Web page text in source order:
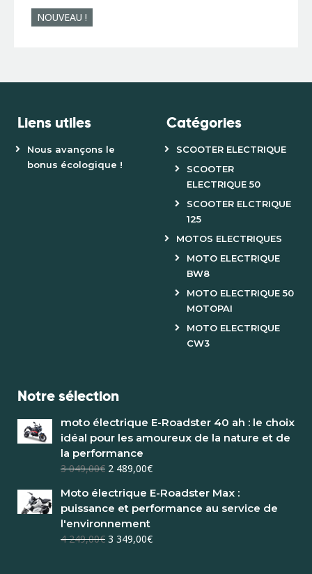
NOUVEAU !
Liens utiles
Nous avançons le
bonus écologique !
Catégories
SCOOTER ELECTRIQUE
SCOOTER
ELECTRIQUE 50
SCOOTER ELCTRIQUE
125
MOTOS ELECTRIQUES
MOTO ELECTRIQUE
BW8
MOTO ELECTRIQUE 50
MOTOPAI
MOTO ELECTRIQUE
CW3
Notre sélection
moto électrique E-Roadster 40 ah : le choix
idéal pour les amoureux de la nature et de
la performance
3 049,00€ 2 489,00€
Moto électrique E-Roadster Max :
puissance et performance au service de
l'environnement
4 249,00€ 3 349,00€